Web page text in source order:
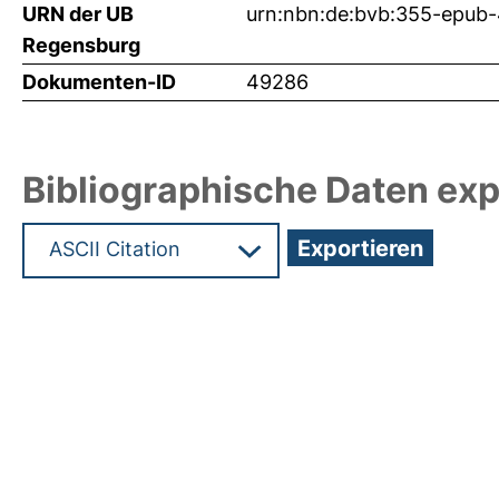
URN der UB
Regensburg
urn:nbn:de:bvb:355-
Dokumenten-ID 49286
Bibliographische Daten